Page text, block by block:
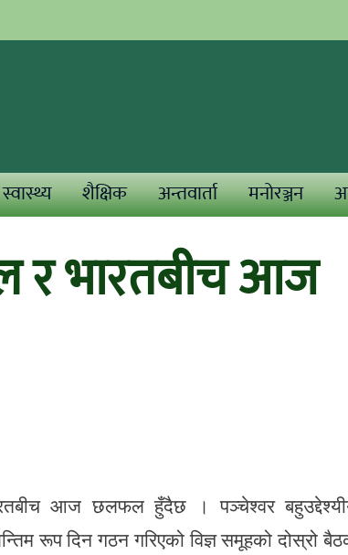
स्वास्थ्य शैक्षिक अन्तवार्ता मनोरञ्जन
र भारतबीच आज
आज छलफल हुँदैछ । पञ्चेश्वर
रूप दिन गठन गरिएको विज्ञ समूहको दोस्रो